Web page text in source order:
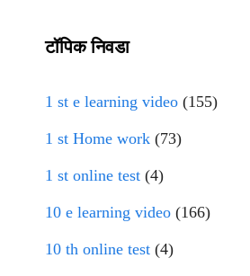
टॉपिक निवडा
1 st e learning video (155)
1 st Home work (73)
1 st online test (4)
10 e learning video (166)
10 th online test (4)